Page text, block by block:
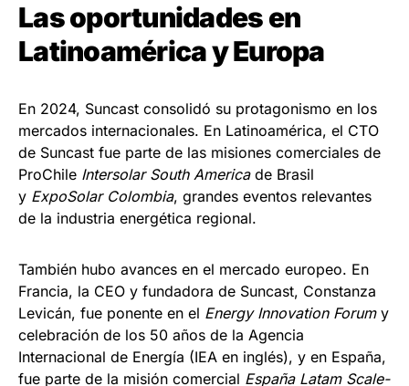
Las oportunidades en
Latinoamérica y Europa
En 2024, Suncast consolidó su protagonismo en los
mercados internacionales. En Latinoamérica, el CTO
de Suncast fue parte de las misiones comerciales de
ProChile Intersolar South America de Brasil
y ExpoSolar Colombia, grandes eventos relevantes
de la industria energética regional.
También hubo avances en el mercado europeo. En
Francia, la CEO y fundadora de Suncast, Constanza
Levicán, fue ponente en el Energy Innovation Forumy
celebración de los 50 años de la Agencia
Internacional de Energía (IEA en inglés), y en España,
fue parte de la misión comercial España Latam Scale-